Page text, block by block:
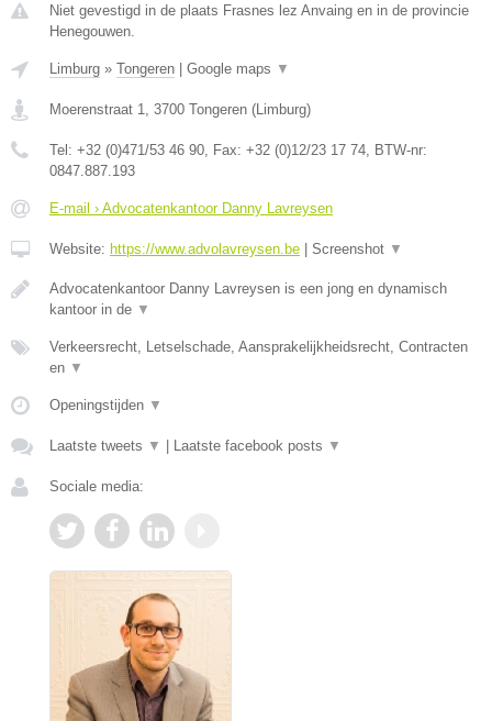
Niet gevestigd in de plaats Frasnes lez Anvaing en in de provincie
Henegouwen.
Limburg » Tongeren Google maps ▼
Moerenstraat 1 3700 Tongeren ( Limburg)
Tel: +32 (0)471/53 46 90 , Fax: +32 (0)12/23 17 74 , BTW-nr:
0847.887.193
E-mail › Advocatenkantoor Danny Lavreysen
Website: https://www.advolavreysen.be Screenshot ▼
Advocatenkantoor Danny Lavreysen is een jong en dynamisch
kantoor in de ▼
Verkeersrecht, Letselschade, Aansprakelijkheidsrecht, Contracten
en ▼
Openingstijden ▼
Laatste tweets ▼ Laatste facebook posts ▼
Sociale media: